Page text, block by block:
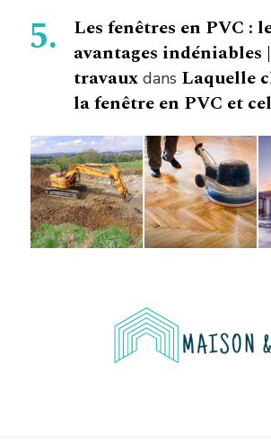
Les fenêtres en PVC :
avantages indéniables
travaux dans Laquelle
la fenêtre en PVC et